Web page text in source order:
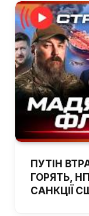
ПУТІН
ГОРЯТЬ,
САНКЦІЇ